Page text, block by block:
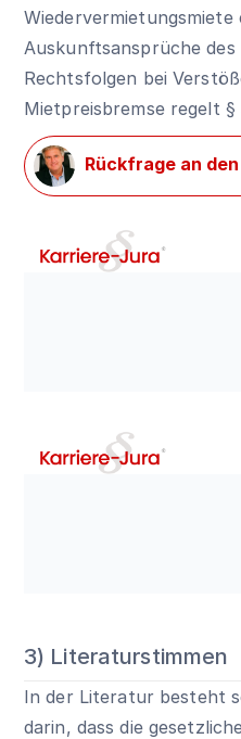
Auskunftsansprüche des
Rechtsfolgen bei
Mietpreisbremse regelt §
Rückfrage an
3) Literaturstimmen
In der Literatur besteht
darin, dass die